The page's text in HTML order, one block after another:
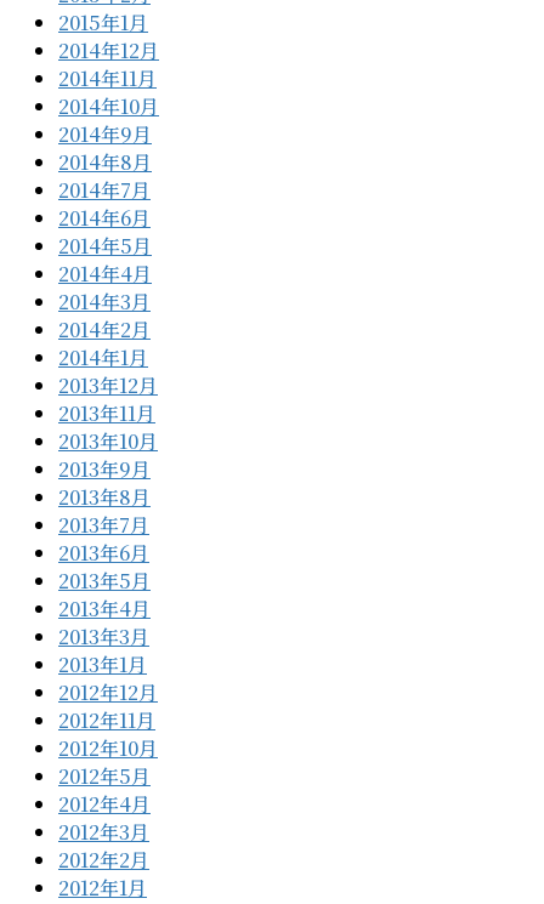
2015年1月
2014年12月
2014年11月
2014年10月
2014年9月
2014年8月
2014年7月
2014年6月
2014年5月
2014年4月
2014年3月
2014年2月
2014年1月
2013年12月
2013年11月
2013年10月
2013年9月
2013年8月
2013年7月
2013年6月
2013年5月
2013年4月
2013年3月
2013年1月
2012年12月
2012年11月
2012年10月
2012年5月
2012年4月
2012年3月
2012年2月
2012年1月